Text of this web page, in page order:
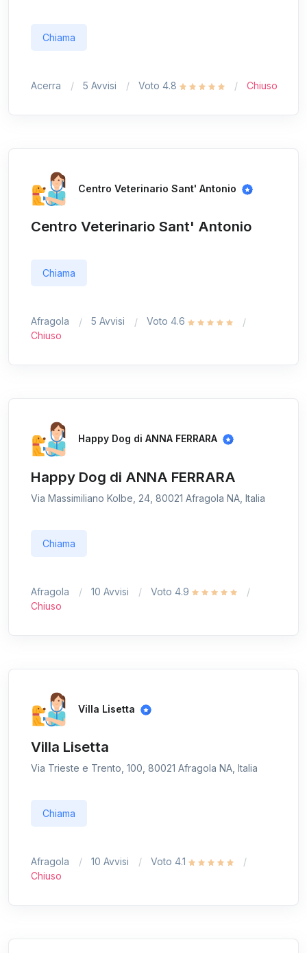
Chiama
Acerra 5 Avvisi Voto 4.8 Chiuso
Centro Veterinario Sant' Antonio
Centro Veterinario Sant' Antonio
Chiama
Afragola 5 Avvisi
Voto 4.6
Chiuso
Happy Dog di ANNA FERRARA
Happy Dog di ANNA FERRARA
Via Massimiliano Kolbe, 24, 80021 Afragola NA, Italia
Chiama
Afragola 10 Avvisi
Voto 4.9
Chiuso
Villa Lisetta
Villa Lisetta
Via Trieste e Trento, 100, 80021 Afragola NA, Italia
Chiama
Afragola 10 Avvisi
Voto 4.1
Chiuso